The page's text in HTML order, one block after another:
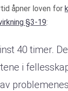
åpner loven for
§3-19:
40 timer.
i